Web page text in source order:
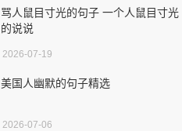
骂人鼠目寸光的句子 一个人鼠目寸光
的说说
2026-07-19
美国人幽默的句子精选
2026-07-06